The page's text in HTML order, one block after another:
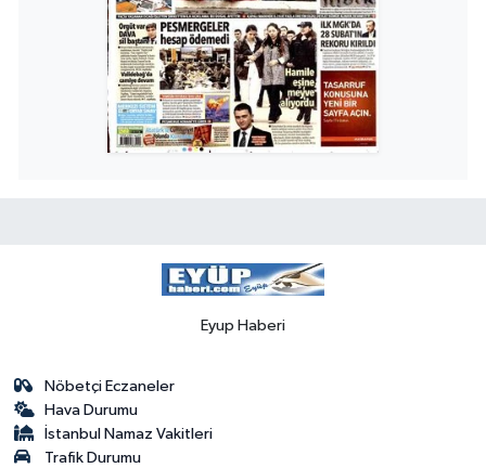
Eyup Haberi
Nöbetçi Eczaneler
Hava Durumu
İstanbul Namaz Vakitleri
Trafik Durumu